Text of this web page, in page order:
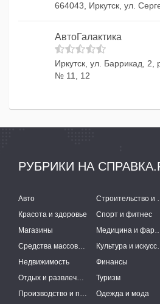
664043, Иркутск, ул.
АвтоГалактика
Иркутск, ул. Баррикад, 2,
№ 11, 12
РУБРИКИ НА
Авто
Красота и здоровье
Спорт и фитнес
Магазины
Медицина и
Средства массовой информации
Недвижимость
Финансы
Отдых и развлечения
Туризм
Производство и поставки
Одежда и мода